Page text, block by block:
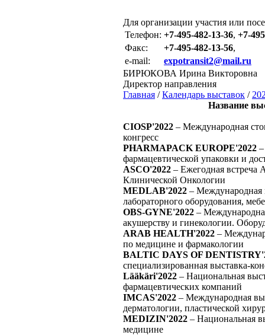
Для организации участия или
Телефон: +7-495-482-13-36, +7-
Факс:
+7-495-482-13-56,
e-mail:
expotransit2@mail.ru
БИРЮКОВА Ирина Викторовна
Директор направления
Главная /Календарь выставок /
Название
CIOSP'2022 – Международная
конгресс
PHARMAPACK EUROPE'2022
фармацевтической упаковки и
ASCO'2022 – Ежегодная встреча
Клинической Онкологии
MEDLAB'2022 – Международная
лабораторного оборудования,
OBS-GYNE'2022 –
акушерству и гинекологии.
ARAB HEALTH'2022 –
по медицине и фармакологии
BALTIC DAYS OF
специализированная выставка-
Lääkäri'2022 – Национальная
фармацевтических компаний
IMCAS'2022 – Международная
дерматологии, пластической
MEDIZIN'2022 – Национальная
медицине